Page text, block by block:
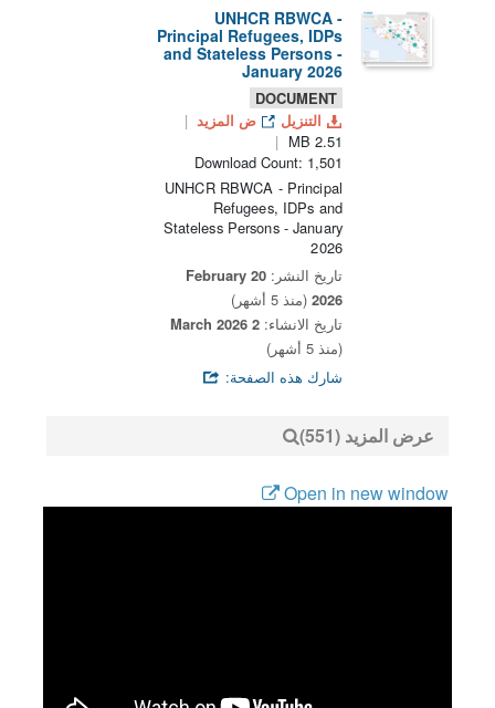
UNHCR RBWCA -
Principal Refugees, IDPs
and Stateless Persons -
January 2026
DOCUMENT
التنزيل
ض المزيد
2.51 MB
Download Count: 1,501
UNHCR RBWCA - Principal
Refugees, IDPs and
Stateless Persons - January
2026
تاريخ النشر:
20 February
2026 (منذ 5 أشهر)
تاريخ الانشاء: 2 March 2026
(منذ 5 أشهر)
شارك هذه الصفحة:
عرض المزيد (551)
Open in new window